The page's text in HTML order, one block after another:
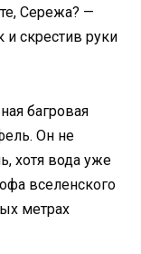
Сережа? —
и скрестив руки
багровая
Он не
хотя вода уже
вселенского
метрах